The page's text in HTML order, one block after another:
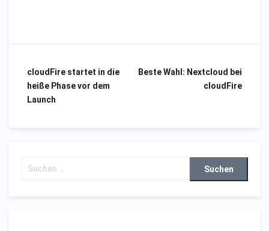
Beitragsnavigation
cloudFire startet in die
heiße Phase vor dem
Launch
Beste Wahl: Nextcloud bei
cloudFire
Suchen